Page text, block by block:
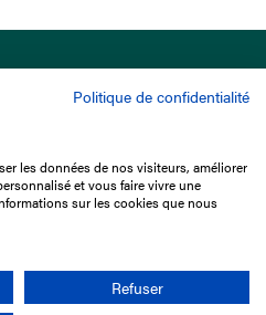
Politique de confidentialité
les données de nos visiteurs, améliorer
et vous faire vivre une
sur les cookies que nous
Refuser